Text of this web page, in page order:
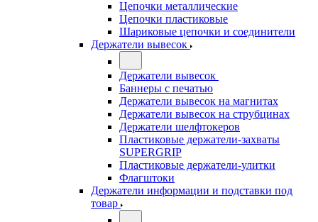
Цепочки металлические
Цепочки пластиковые
Шариковые цепочки и соединители
Держатели вывесок
Держатели вывесок
Баннеры с печатью
Держатели вывесок на магнитах
Держатели вывесок на струбцинах
Держатели шелфтокеров
Пластиковые держатели-захваты
SUPERGRIP
Пластиковые держатели-улитки
Флагштоки
Держатели информации и подставки под
товар